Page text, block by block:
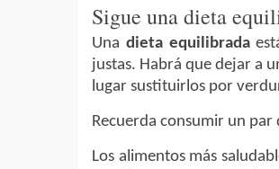
Sigue una dieta
Una dieta equilibrada
justas. Habrá que dejar a
lugar sustituirlos por
Recuerda consumir un par
Los alimentos más